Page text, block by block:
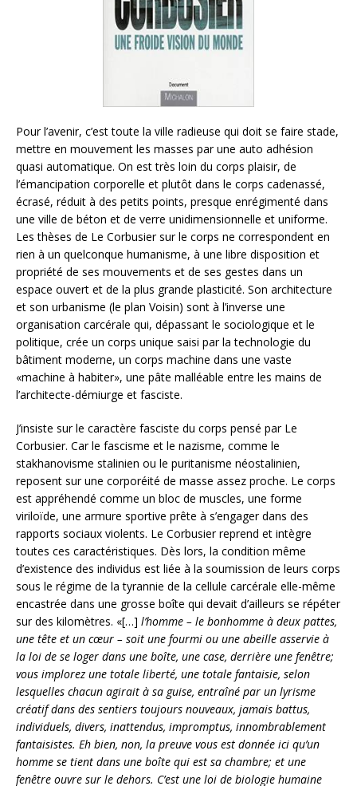
Pour l’avenir, c’est toute la ville radieuse qui doit se faire stade,
mettre en mouvement les masses par une auto adhésion
quasi automatique. On est très loin du corps plaisir, de
l’émancipation corporelle et plutôt dans le corps cadenassé,
écrasé, réduit à des petits points, presque enrégimenté dans
une ville de béton et de verre unidimensionnelle et uniforme.
Les thèses de Le Corbusier sur le corps ne correspondent en
rien à un quelconque humanisme, à une libre disposition et
propriété de ses mouvements et de ses gestes dans un
espace ouvert et de la plus grande plasticité. Son architecture
et son urbanisme (le plan Voisin) sont à l’inverse une
organisation carcérale qui, dépassant le sociologique et le
politique, crée un corps unique saisi par la technologie du
bâtiment moderne, un corps machine dans une vaste
«machine à habiter», une pâte malléable entre les mains de
l’architecte-démiurge et fasciste.
J’insiste sur le caractère fasciste du corps pensé par Le
Corbusier. Car le fascisme et le nazisme, comme le
stakhanovisme stalinien ou le puritanisme néostalinien,
reposent sur une corporéité de masse assez proche. Le corps
est appréhendé comme un bloc de muscles, une forme
viriloïde, une armure sportive prête à s’engager dans des
rapports sociaux violents. Le Corbusier reprend et intègre
toutes ces caractéristiques. Dès lors, la condition même
d’existence des individus est liée à la soumission de leurs corps
sous le régime de la tyrannie de la cellule carcérale elle-même
encastrée dans une grosse boîte qui devait d’ailleurs se répéter
sur des kilomètres. «[…] l’homme – le bonhomme à deux pattes,
une tête et un cœur – soit une fourmi ou une abeille asservie à
la loi de se loger dans une boîte, une case, derrière une fenêtre;
vous implorez une totale liberté, une totale fantaisie, selon
lesquelles chacun agirait à sa guise, entraîné par un lyrisme
créatif dans des sentiers toujours nouveaux, jamais battus,
individuels, divers, inattendus, impromptus, innombrablement
fantaisistes. Eh bien, non, la preuve vous est donnée ici qu’un
homme se tient dans une boîte qui est sa chambre; et une
fenêtre ouvre sur le dehors. C’est une loi de biologie humaine